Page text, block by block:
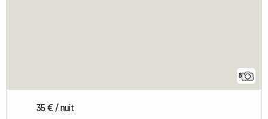
8
35 € / nuit